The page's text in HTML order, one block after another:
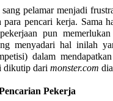
pelamar menjadi
para pencari kerja. Sama
pun
menyadari hal inilah
dalam
dikutip dari monster.com
Pekerja